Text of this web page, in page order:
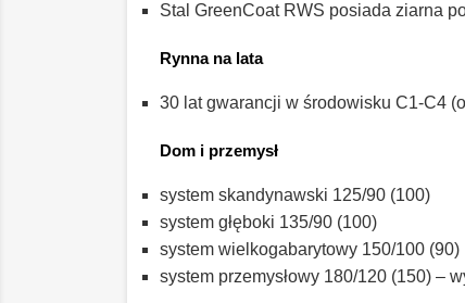
Stal GreenCoat RWS posiada ziarna
Rynna na lata
30 lat gwarancji w środowisku C1-C4
Dom i przemysł
system skandynawski 125/90 (100)
system głęboki 135/90 (100)
system wielkogabarytowy 150/100 (90)
system przemysłowy 180/120 (150) –